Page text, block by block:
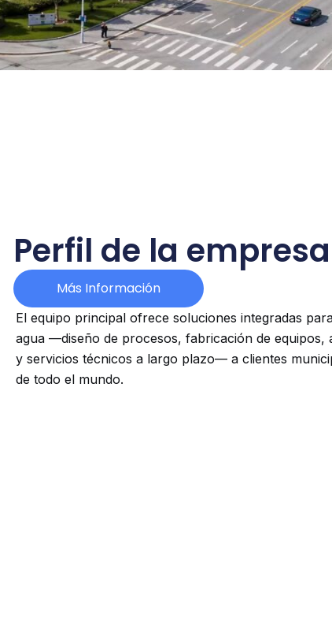
Perfil de la empresa
Más Información
El equipo principal ofrece soluciones integradas
agua —diseño de procesos, fabricación de equipos,
y servicios técnicos a largo plazo— a clientes
de todo el mundo.